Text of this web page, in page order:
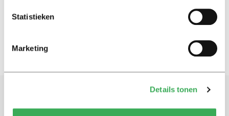
Statistieken
Marketing
Details tonen